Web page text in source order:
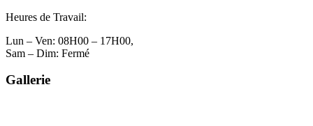
Heures de Travail:
Lun – Ven: 08H00 – 17H00,
Sam – Dim: Fermé
Gallerie